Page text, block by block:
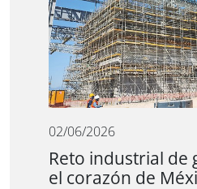
02/06/2026
Reto industrial de
el corazón de